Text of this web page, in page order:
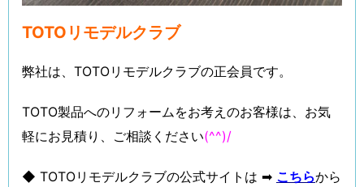
TOTOリモデルクラブ
弊社は、TOTOリモデルクラブの正会員です。
TOTO製品へのリフォームをお考えのお客様は、お気
軽にお見積り、ご相談ください(^^)/
◆ TOTOリモデルクラブの公式サイトは ➡ こちらから